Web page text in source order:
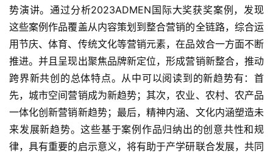
势演讲。通过分析2023ADMEN国际大奖获奖案例，发现
这些案例作品覆盖从内容策划到整合营销的全链路，综合运
用节庆、体育、传统文化等营销元素，在品效合一方面不断
推进。并且呈现出聚焦品牌新定位，形成营销新整合，推动
跨界新共创的总体特点。从中可以阅读到的新趋势有：首
先，城市空间营销成为新趋势；其次，农业、农村、农产品
一体化创新营销新趋势；最后，精神内涵、文化内涵塑造未
来发展新趋势。这些基于案例作品归纳出的创意共性和规
律，具有重要的启示意义，将有助于产学研联合发展，共同